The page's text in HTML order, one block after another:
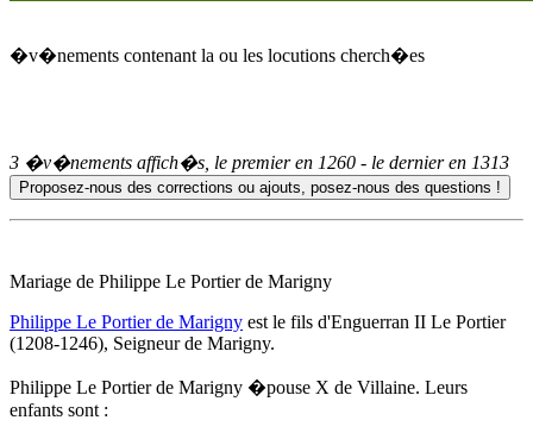
�v�nements contenant la ou les locutions cherch�es
3 �v�nements affich�s, le premier en 1260 - le dernier en 1313
Mariage de Philippe Le Portier de Marigny
Philippe Le Portier de Marigny est le fils d'Enguerran II Le Portier
(1208-1246), Seigneur de Marigny.
Philippe Le Portier de Marigny �pouse X de Villaine. Leurs
enfants sont :